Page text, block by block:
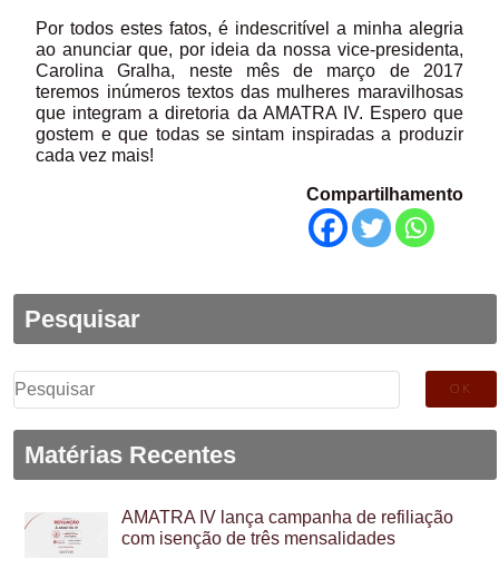
Por todos estes fatos, é indescritível a minha alegria
ao anunciar que, por ideia da nossa vice-presidenta,
Carolina Gralha, neste mês de março de 2017
teremos inúmeros textos das mulheres maravilhosas
que integram a diretoria da AMATRA IV. Espero que
gostem e que todas se sintam inspiradas a produzir
cada vez mais!
Compartilhamento
Pesquisar
Pesquisar
por:
Matérias Recentes
AMATRA IV lança campanha de refiliação
com isenção de três mensalidades